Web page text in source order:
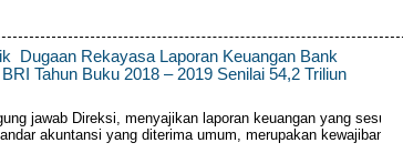
Dugaan Rekayasa Laporan Keuangan Bank
Tahun Buku 2018 – 2019 Senilai 54,2 Triliun
jawab Direksi, menyajikan laporan keuangan yang sesuai
akuntansi yang diterima umum, merupakan kewajiban